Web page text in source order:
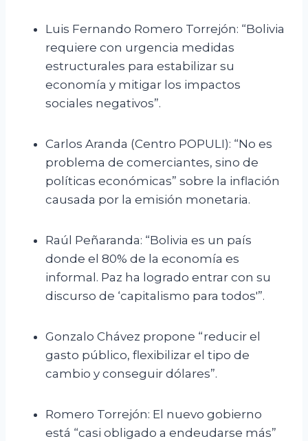
Luis Fernando Romero Torrejón: “Bolivia
requiere con urgencia medidas
estructurales para estabilizar su
economía y mitigar los impactos
sociales negativos”.
Carlos Aranda (Centro POPULI): “No es
problema de comerciantes, sino de
políticas económicas” sobre la inflación
causada por la emisión monetaria.
Raúl Peñaranda: “Bolivia es un país
donde el 80% de la economía es
informal. Paz ha logrado entrar con su
discurso de ‘capitalismo para todos'”.
Gonzalo Chávez propone “reducir el
gasto público, flexibilizar el tipo de
cambio y conseguir dólares”.
Romero Torrejón: El nuevo gobierno
está “casi obligado a endeudarse más”